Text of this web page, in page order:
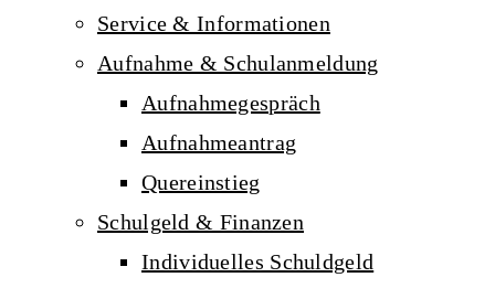
Service & Informationen
Aufnahme & Schulanmeldung
Aufnahmegespräch
Aufnahmeantrag
Quereinstieg
Schulgeld & Finanzen
Individuelles Schuldgeld